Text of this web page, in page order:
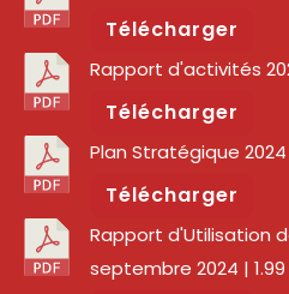
Télécharger
Rapport d'activités
Télécharger
Plan Stratégique
Télécharger
Rapport d'Utilisation
septembre 2024 |